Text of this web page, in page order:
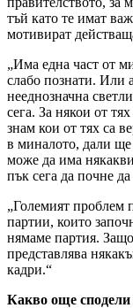
тъй като те имат
мотивират
„Има една част от
слабо познати. Или
нееднозначна
сега. За някои от
знам кои от тях са
в миналото, дали ще
може да има
пък сега да почне
„Големият проблем
партии, които
нямаме партия.
представлява
кадри.“
Какво още сподели